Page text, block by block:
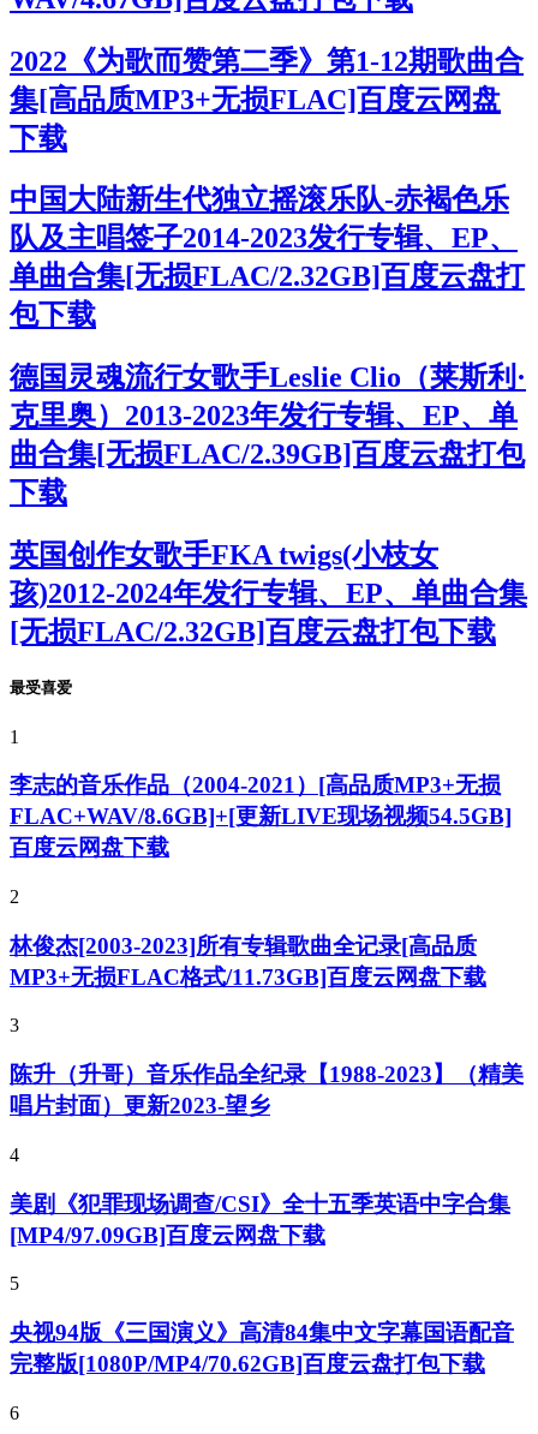
2022《为歌而赞第二季》第1-12期歌曲合
集[高品质MP3+无损FLAC]百度云网盘
下载
中国大陆新生代独立摇滚乐队-赤褐色乐
队及主唱签子2014-2023发行专辑、EP、
单曲合集[无损FLAC/2.32GB]百度云盘打
包下载
德国灵魂流行女歌手Leslie Clio（莱斯利·
克里奥）2013-2023年发行专辑、EP、单
曲合集[无损FLAC/2.39GB]百度云盘打包
下载
英国创作女歌手FKA twigs(小枝女
孩)2012-2024年发行专辑、EP、单曲合集
[无损FLAC/2.32GB]百度云盘打包下载
最受喜爱
1
李志的音乐作品（2004-2021）[高品质MP3+无损
FLAC+WAV/8.6GB]+[更新LIVE现场视频54.5GB]
百度云网盘下载
2
林俊杰[2003-2023]所有专辑歌曲全记录[高品质
MP3+无损FLAC格式/11.73GB]百度云网盘下载
3
陈升（升哥）音乐作品全纪录【1988-2023】（精美
唱片封面）更新2023-望乡
4
美剧《犯罪现场调查/CSI》全十五季英语中字合集
[MP4/97.09GB]百度云网盘下载
5
央视94版《三国演义》高清84集中文字幕国语配音
完整版[1080P/MP4/70.62GB]百度云盘打包下载
6